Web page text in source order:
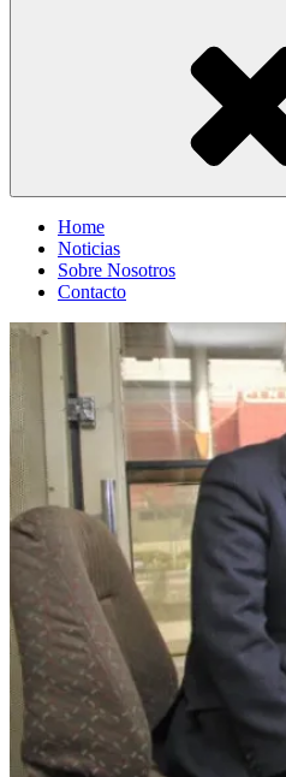
Home
Noticias
Sobre Nosotros
Contacto